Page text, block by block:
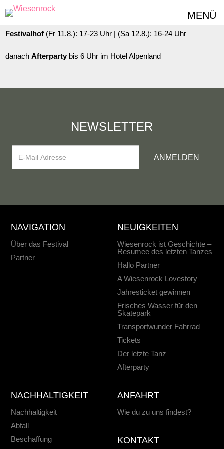
MENÜ
Dorfplatz(Fr 11.8.): 16-23 Uhr | (Sa 12.8.): 9-23 Uhr | Eintritt frei
Festivalhof (Fr 11.8.): 17-23 Uhr | (Sa 12.8.): 16-24 Uhr
danach Afterparty bis 6 Uhr im Hotel Alpenland
NEWSLETTER
NAVIGATION
Über das Festival
Partner
NEUIGKEITEN
Wiesenrock ist Geschichte –
Resumee des letzten Tanzes
Hallo Partner
A Wiesenrock Lovestory
Jahresticket gewinnen
Frisches Wasser für den
Skatepark
Transportwunder Fahrrad
Tickets
Der letzte Tanz
Afterparty
NACHHALTIGKEIT
Nachhaltigkeit
Abfall
Beschaffung
ANFAHRT
Wie du zu uns findest?
KONTAKT